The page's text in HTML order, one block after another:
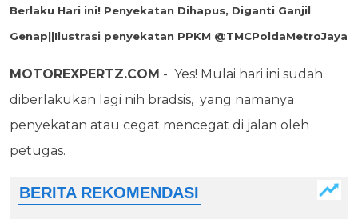
Berlaku Hari ini! Penyekatan Dihapus, Diganti Ganjil
Genap||Ilustrasi penyekatan PPKM @TMCPoldaMetroJaya
MOTOREXPERTZ.COM - Yes! Mulai hari ini sudah
diberlakukan lagi nih bradsis, yang namanya
penyekatan atau cegat mencegat di jalan oleh
petugas.